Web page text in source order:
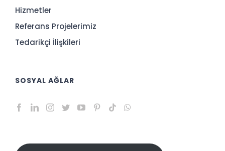
Hizmetler
Referans Projelerimiz
Tedarikçi İlişkileri
SOSYAL AĞLAR